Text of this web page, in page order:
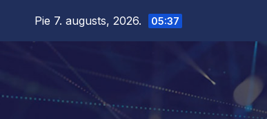
Pie 7. augusts, 2026. 05:37